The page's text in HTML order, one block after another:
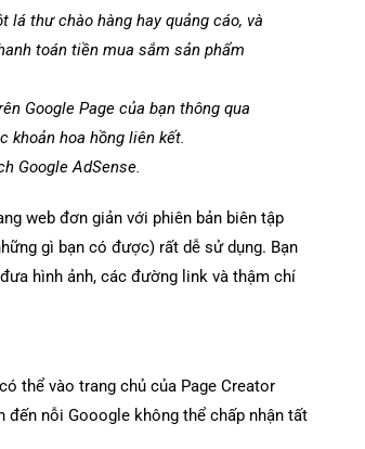
lá thư chào hàng hay quảng cáo, và
toán tiền mua sắm sản phẩm
Google Page của bạn thông qua
khoản hoa hồng liên kết.
Google AdSense.
web đơn giản với phiên bản biên tập
gì bạn có được) rất dễ sử dụng. Bạn
hình ảnh, các đường link và thậm chí
thể vào trang chủ của Page Creator
đến nỗi Gooogle không thể chấp nhận tất